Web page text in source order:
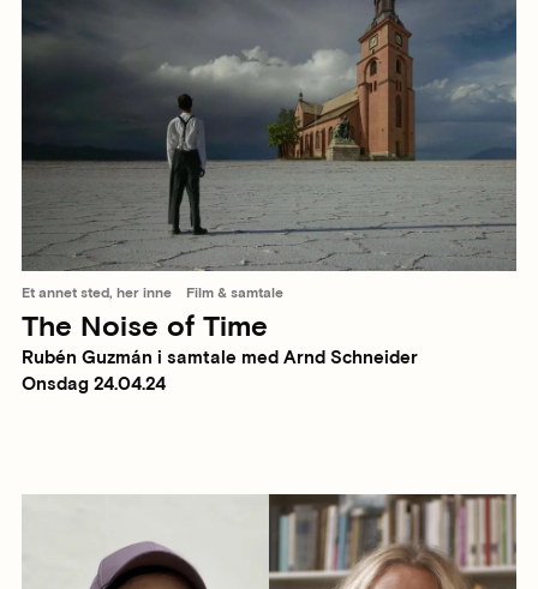
Et annet sted, her inne Film & samtale
The Noise of Time
Rubén Guzmán i samtale med Arnd Schneider
Onsdag 24.04.24